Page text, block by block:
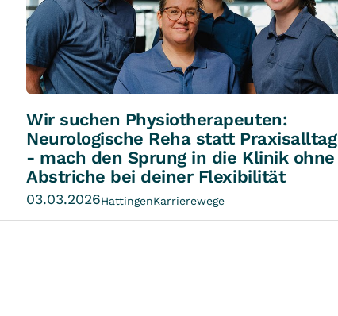
Wir suchen Physiotherapeuten:
Neurologische Reha statt Praxisalltag
- mach den Sprung in die Klinik ohne
Abstriche bei deiner Flexibilität
03.03.2026HattingenKarrierewege